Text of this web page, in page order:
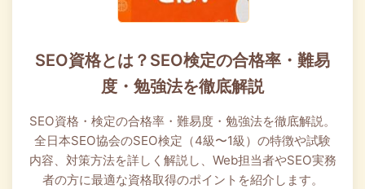
SEO資格とは？SEO検定の合格率・難易
度・勉強法を徹底解説
SEO資格・検定の合格率・難易度・勉強法を徹底解説。
全日本SEO協会のSEO検定（4級〜1級）の特徴や試験
内容、対策方法を詳しく解説し、Web担当者やSEO実務
者の方に最適な資格取得のポイントを紹介します。